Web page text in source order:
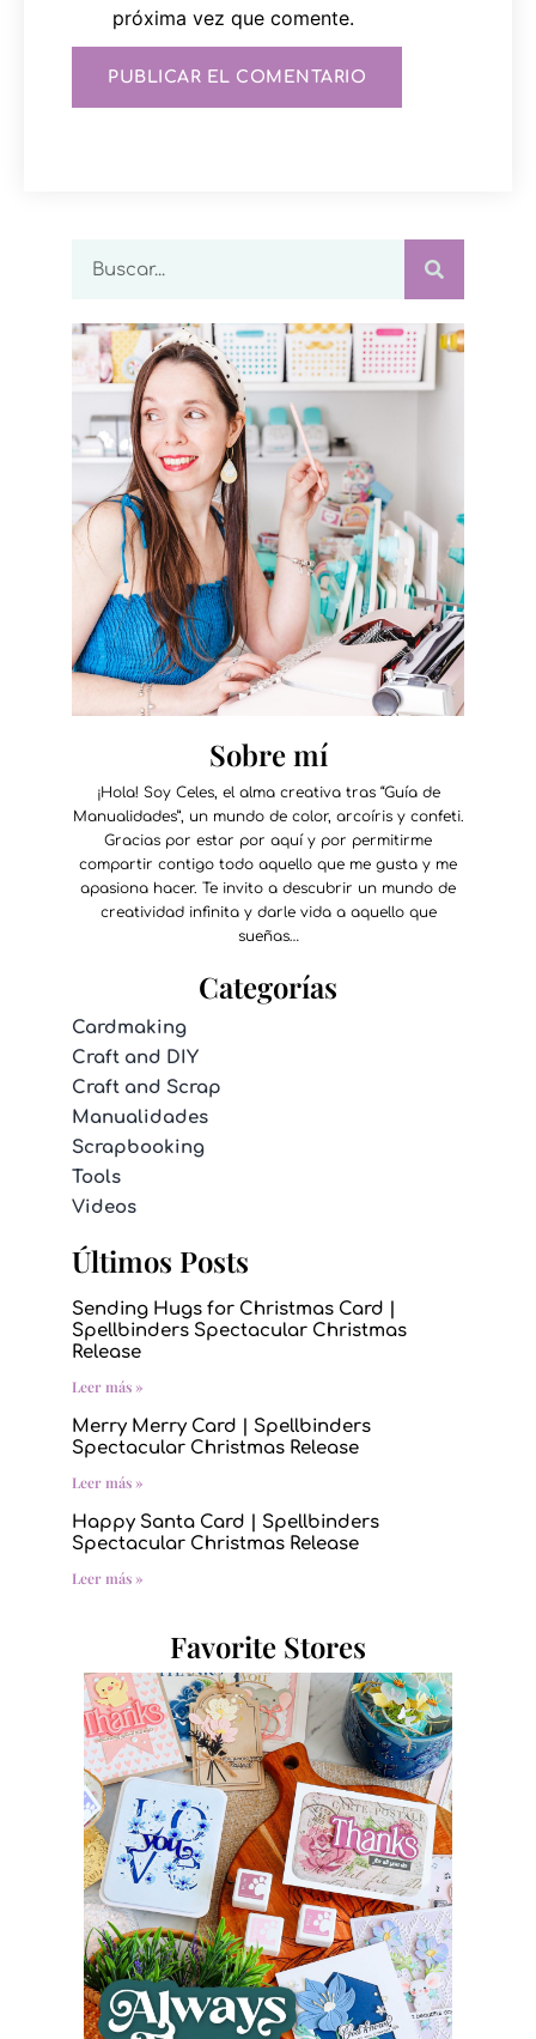
próxima vez que comente.
Sobre mí
¡Hola! Soy Celes, el alma creativa tras “Guía de
Manualidades”, un mundo de color, arcoíris y confeti.
Gracias por estar por aquí y por permitirme
compartir contigo todo aquello que me gusta y me
apasiona hacer. Te invito a descubrir un mundo de
creatividad infinita y darle vida a aquello que
sueñas…
Categorías
Cardmaking
Craft and DIY
Craft and Scrap
Manualidades
Scrapbooking
Tools
Videos
Últimos Posts
Sending Hugs for Christmas Card |
Spellbinders Spectacular Christmas
Release
Leer más »
Merry Merry Card | Spellbinders
Spectacular Christmas Release
Leer más »
Happy Santa Card | Spellbinders
Spectacular Christmas Release
Leer más »
Favorite Stores